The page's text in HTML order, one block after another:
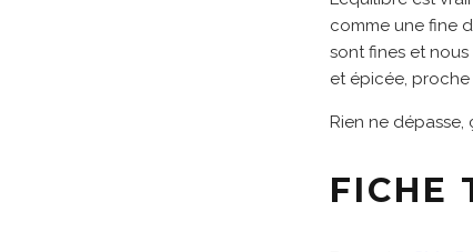
comme une fine
sont fines et
et épicée,
Rien ne dépasse,
FICHE